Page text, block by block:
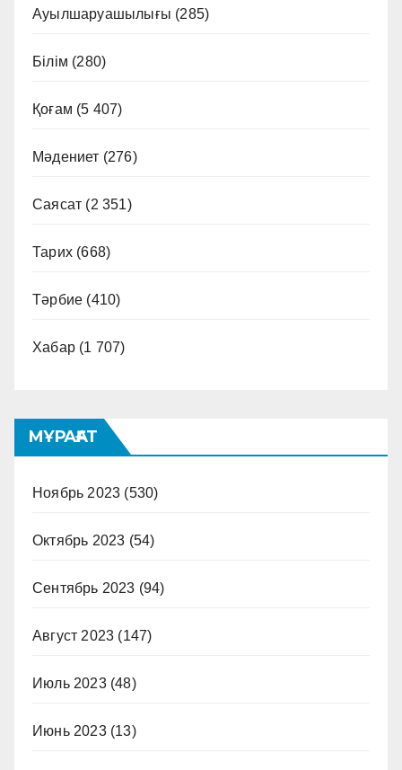
Ауылшаруашылығы (285)
Білім (280)
Қоғам (5 407)
Мәдениет (276)
Саясат (2 351)
Тарих (668)
Тәрбие (410)
Хабар (1 707)
МҰРАҒАТ
Ноябрь 2023 (530)
Октябрь 2023 (54)
Сентябрь 2023 (94)
Август 2023 (147)
Июль 2023(48)
Июнь 2023(13)